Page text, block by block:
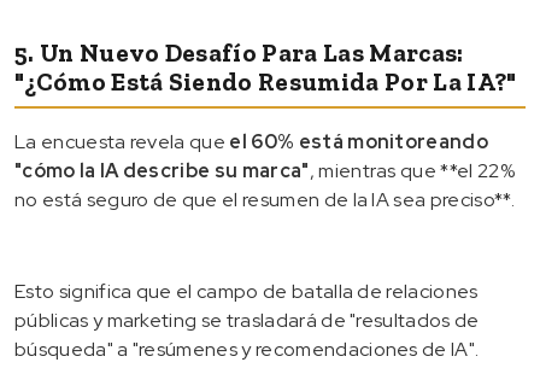
5. Un Nuevo Desafío Para Las Marcas:
"¿Cómo Está Siendo Resumida Por La IA?"
La encuesta revela que el 60% está monitoreando
"cómo la IA describe su marca", mientras que **el 22%
no está seguro de que el resumen de la IA sea preciso**.
Esto significa que el campo de batalla de relaciones
públicas y marketing se trasladará de "resultados de
búsqueda" a "resúmenes y recomendaciones de IA".